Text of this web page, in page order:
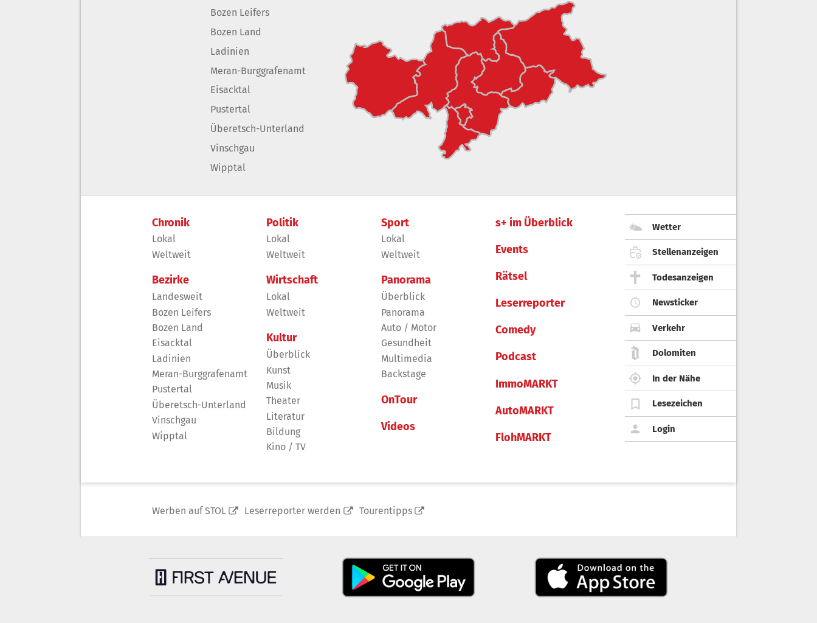
Bozen Leifers
Bozen Land
Ladinien
Meran-Burggrafenamt
Eisacktal
Pustertal
Überetsch-Unterland
Vinschgau
Wipptal
Chronik
Lokal
Weltweit
Bezirke
Landesweit
Bozen Leifers
Bozen Land
Eisacktal
Ladinien
Meran-Burggrafenamt
Pustertal
Überetsch-Unterland
Vinschgau
Wipptal
Politik
Lokal
Weltweit
Wirtschaft
Lokal
Weltweit
Kultur
Überblick
Kunst
Musik
Theater
Literatur
Bildung
Kino / TV
Sport
Lokal
Weltweit
Panorama
Überblick
Panorama
Auto / Motor
Gesundheit
Multimedia
Backstage
OnTour
Videos
s+ im Überblick
Events
Rätsel
Leserreporter
Comedy
Podcast
ImmoMARKT
AutoMARKT
FlohMARKT
Wetter
Stellenanzeigen
Todesanzeigen
Newsticker
Verkehr
Dolomiten
In der Nähe
Lesezeichen
Login
Werben auf STOL Leserreporter werden Tourentipps